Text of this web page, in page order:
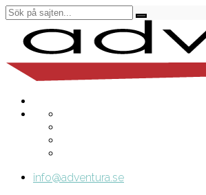
info@adventura.se